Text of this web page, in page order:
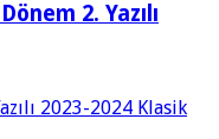
2. Yazılı